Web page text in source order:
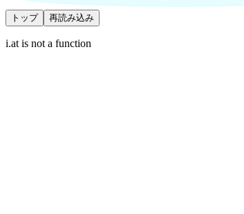
トップ 再読み込み
i.at is not a function